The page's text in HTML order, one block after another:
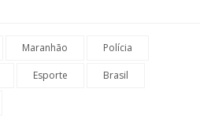
Maranhão Polícia
Esporte Brasil